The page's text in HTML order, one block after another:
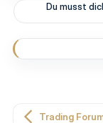
Du musst
Trading